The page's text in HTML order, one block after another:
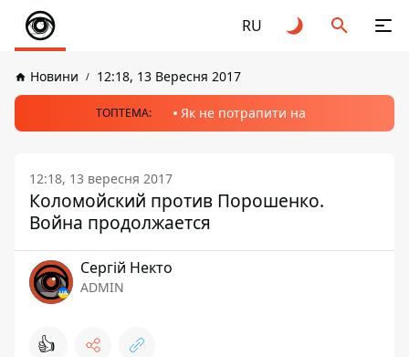
RU
Новини 12:18, 13 Вересня 2017
ТОПТЕМА: Як не потрапити на
12:18, 13 вересня 2017
Коломойский против Порошенко.
Война продолжается
Сергій Некто
ADMIN
👍